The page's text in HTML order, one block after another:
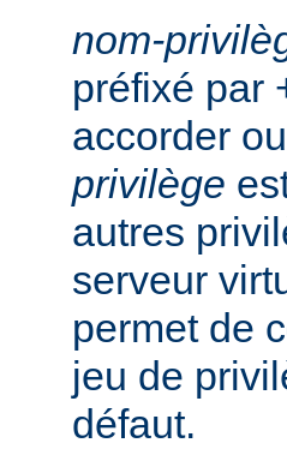
nom-
préfixé par
accorder
privilège
autres
serveur
permet de
jeu de
défaut.